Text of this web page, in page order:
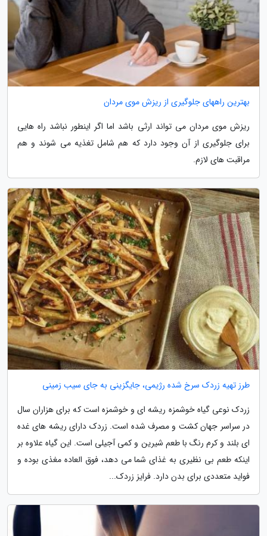
بهترین راههای جلوگیری از ریزش موی مردان
ریزش موی مردان می تواند ارثی باشد اما اگر اینطور نباشد راه هایی
برای جلوگیری از آن وجود دارد که هم شامل تغذیه می شوند و هم
مراقبت های لازم.
طرز تهیه زردک سرخ شده رژیمی، جایگزینی به جای سیب زمینی
زردک نوعی گیاه خوشمزه ریشه ای و خوشمزه است که برای هزاران سال
در سراسر جهان کشت و مصرف شده است. زردک دارای ریشه های غده
ای بلند و کرم رنگ با طعم شیرین و کمی آجیلی است. این گیاه علاوه بر
اینکه طعم بی نظیری به غذای شما می دهد، فوق العاده مغذی بوده و
فواید متعددی برای بدن دارد. فرایز زردک...